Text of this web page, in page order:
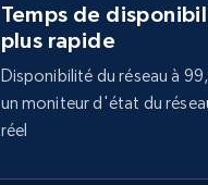
Temps de
plus rapide
Disponibilité du réseau à
un moniteur d'état du
réel